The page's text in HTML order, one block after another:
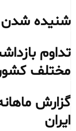
شنیده شدن
تداوم
مختلف
گزارش
ایران